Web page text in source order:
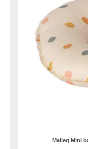
Maileg Mini